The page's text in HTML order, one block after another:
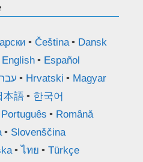
Čeština
Dansk
English
Español
Hrvatski
Magyar
本語
한국어
Português
Română
Slovenščina
ไทย
Türkçe